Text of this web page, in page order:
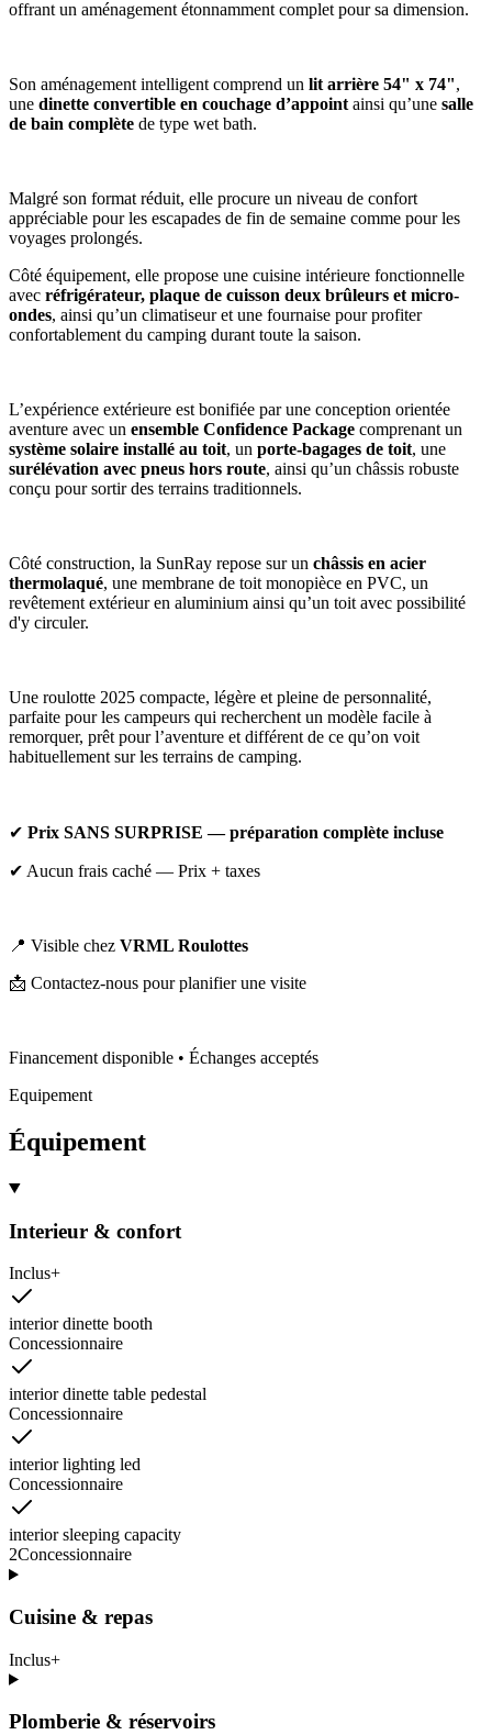
offrant un aménagement étonnamment complet pour sa dimension.
Son aménagement intelligent comprend un lit arrière 54" x 74",
une dinette convertible en couchage d’appoint ainsi qu’une salle
de bain complète de type wet bath.
Malgré son format réduit, elle procure un niveau de confort
appréciable pour les escapades de fin de semaine comme pour les
voyages prolongés.
Côté équipement, elle propose une cuisine intérieure fonctionnelle
avec réfrigérateur, plaque de cuisson deux brûleurs et micro-
ondes, ainsi qu’un climatiseur et une fournaise pour profiter
confortablement du camping durant toute la saison.
L’expérience extérieure est bonifiée par une conception orientée
aventure avec un ensemble Confidence Package comprenant un
système solaire installé au toit, un porte-bagages de toit, une
surélévation avec pneus hors route, ainsi qu’un châssis robuste
conçu pour sortir des terrains traditionnels.
Côté construction, la SunRay repose sur un châssis en acier
thermolaqué, une membrane de toit monopièce en PVC, un
revêtement extérieur en aluminium ainsi qu’un toit avec possibilité
d'y circuler.
Une roulotte 2025 compacte, légère et pleine de personnalité,
parfaite pour les campeurs qui recherchent un modèle facile à
remorquer, prêt pour l’aventure et différent de ce qu’on voit
habituellement sur les terrains de camping.
✔ Prix SANS SURPRISE — préparation complète incluse
✔ Aucun frais caché — Prix + taxes
📍 Visible chez VRML Roulottes
📩 Contactez-nous pour planifier une visite
Financement disponible • Échanges acceptés
Equipement
Équipement
Interieur & confort
Inclus+
interior dinette booth
Concessionnaire
interior dinette table pedestal
Concessionnaire
interior lighting led
Concessionnaire
interior sleeping capacity
2Concessionnaire
Cuisine & repas
Inclus+
Plomberie & réservoirs